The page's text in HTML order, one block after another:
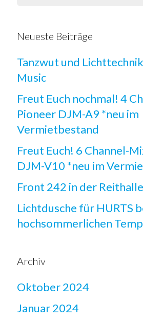
Neueste Beiträge
Tanzwut und
Music
Freut Euch nochmal! 4
Pioneer DJM-A9 *neu im
Vermietbestand
Freut Euch! 6 Channel-
DJM-V10 *neu im
Front 242 in der
Lichtdusche für HURTS
hochsommerlichen
Archiv
Oktober 2024
Januar 2024